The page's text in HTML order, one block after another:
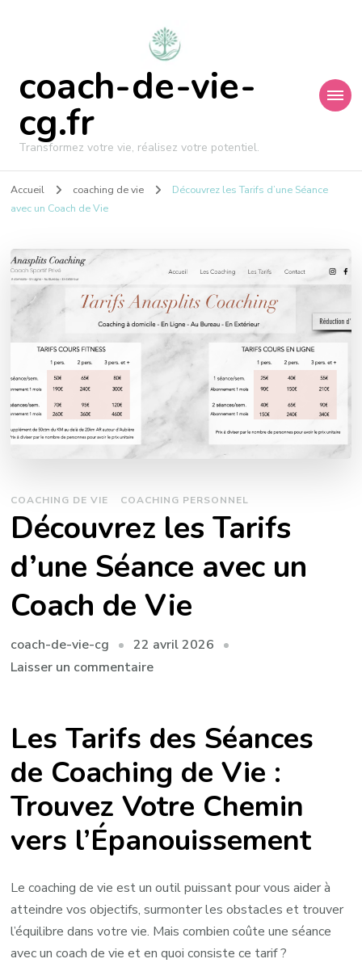
coach-de-vie-
cg.fr
Transformez votre vie, réalisez votre potentiel.
Accueil coaching de vie
Découvrez les Tarifs d’une Séance
avec un Coach de Vie
COACHING DE VIE COACHING PERSONNEL
Découvrez les Tarifs
d’une Séance avec un
Coach de Vie
coach-de-vie-cg
22 avril 2026
Laisser un commentairesur
Tarifs
d’une
Séance
avec
un
Coach
Vie
Les Tarifs des Séances
de Coaching de Vie :
Trouvez Votre Chemin
vers l’Épanouissement
Le coaching de vie est un outil puissant pour vous aider à
atteindre vos objectifs, surmonter les obstacles et trouver
l’équilibre dans votre vie. Mais combien coûte une séance
avec un coach de vie et en quoi consiste ce tarif ?